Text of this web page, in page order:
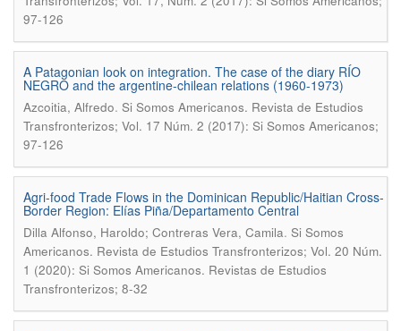
97-126
A Patagonian look on integration. The case of the diary RÍO
NEGRO and the argentine-chilean relations (1960-1973)
Azcoitia, Alfredo. Si Somos Americanos. Revista de Estudios
Transfronterizos; Vol. 17 Núm. 2 (2017): Si Somos Americanos;
97-126
Agri-food Trade Flows in the Dominican Republic/Haitian Cross-
Border Region: Elías Piña/Departamento Central
Dilla Alfonso, Haroldo; Contreras Vera, Camila. Si Somos
Americanos. Revista de Estudios Transfronterizos; Vol. 20 Núm.
1 (2020): Si Somos Americanos. Revistas de Estudios
Transfronterizos; 8-32